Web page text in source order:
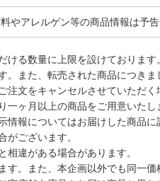
やアレルゲン等の商品情報は予
ける数量に上限を設けております
。また、転売された商品につきま
注文をキャンセルさせていただく
一ヶ月以上の商品をご用意いたし
情報についてはお届けした商品に
がございます。
相違がある場合があります。
す。また、本企画以外でも同一価